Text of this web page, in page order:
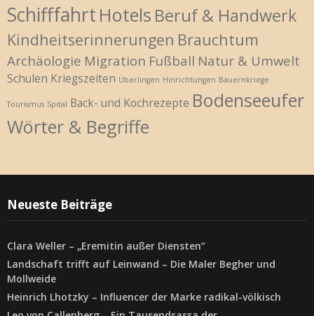
Schifffahrt Hotels Beruf & Handwerk
Kindheitserinnerungen Brauchtum
Archäologie Migration Fußball Natur & Umwelt
Schulen Kriegszeiten Überlingen Hinrichtungen Bauernkriege
Tourismus Spital Back- und Kochrezepte Bodenseeufer
Wörter & Begriffe
Neueste Beiträge
Clara Weller – „Eremitin außer Diensten“
Landschaft trifft auf Leinwand – Die Maler Begher und
Mollweide
Heinrich Lhotzky – Influencer der Marke radikal-völkisch